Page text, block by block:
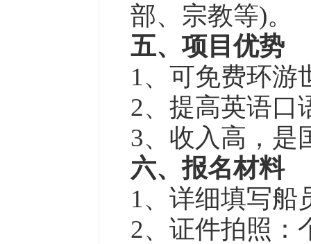
部、宗教等)。
五、项目优势
1、可免费环游
2、提高英语口
3、收入高，是
六、报名材料
1、详细填写船
2、证件拍照：